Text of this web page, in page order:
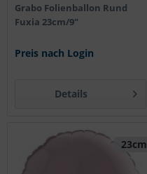
Grabo Folienballon Rund
Fuxia 23cm/9"
Preis nach Login
Details
23cm